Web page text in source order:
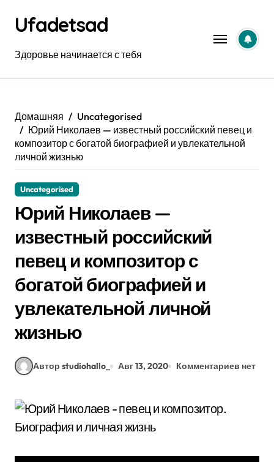
содержанию
Ufadetsad
Здоровье начинается с тебя
Домашняя
Uncategorised
Юрий Николаев — известный российский певец и
композитор с богатой биографией и увлекательной
личной жизнью
Uncategorised
Юрий Николаев —
известный российский
певец и композитор с
богатой биографией и
увлекательной личной
жизнью
Автор studiohallo_ Авг 13, 2020 Комментариев нет